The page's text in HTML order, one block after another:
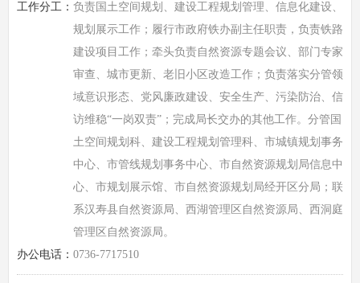
工作分工： 负责国土空间规划、建设工程规划管理、信息化建设、
规划展示工作；履行市政府铁办副主任职责，负责铁路
建设项目工作；牵头负责自然资源专题会议、部门专家
审查、城市更新、老旧小区改造工作；负责落实分管领
域意识形态、党风廉政建设、安全生产、污染防治、信
访维稳“一岗双责”；完成局长交办的其他工作。分管国
土空间规划科、建设工程规划管理科、市城镇规划事务
中心、市管线规划事务中心、市自然资源规划局信息中
心、市规划展示馆、市自然资源规划局经开区分局；联
系汉寿县自然资源局、西湖管理区自然资源局、西洞庭
管理区自然资源局。
办公电话： 0736-7717510